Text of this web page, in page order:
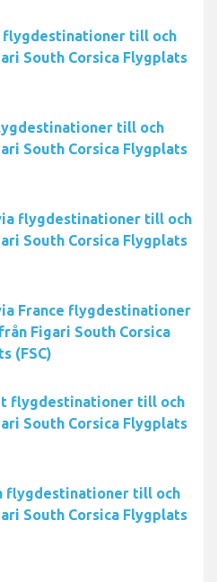
flygdestinationer till och
South Corsica Flygplats
till och
South Corsica Flygplats
flygdestinationer till och
South Corsica Flygplats
France flygdestinationer
Figari South Corsica
(FSC)
flygdestinationer till och
South Corsica Flygplats
flygdestinationer till och
South Corsica Flygplats